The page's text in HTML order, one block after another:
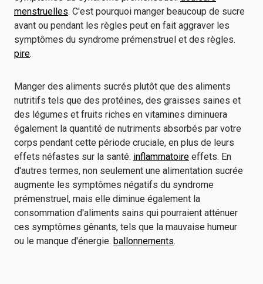
menstruelles. C'est pourquoi manger beaucoup de sucre
avant ou pendant les règles peut en fait aggraver les
symptômes du syndrome prémenstruel et des règles.
pire.
Manger des aliments sucrés plutôt que des aliments
nutritifs tels que des protéines, des graisses saines et
des légumes et fruits riches en vitamines diminuera
également la quantité de nutriments absorbés par votre
corps pendant cette période cruciale, en plus de leurs
effets néfastes sur la santé. inflammatoire effets. En
d'autres termes, non seulement une alimentation sucrée
augmente les symptômes négatifs du syndrome
prémenstruel, mais elle diminue également la
consommation d'aliments sains qui pourraient atténuer
ces symptômes gênants, tels que la mauvaise humeur
ou le manque d'énergie. ballonnements.